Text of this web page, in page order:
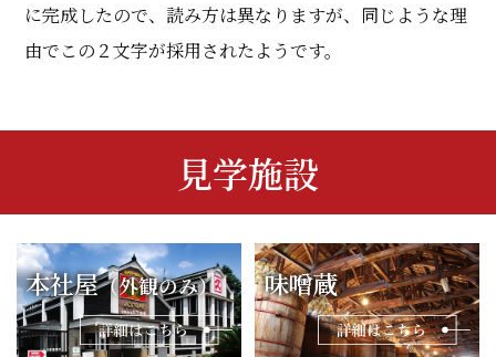
に完成したので、読み方は異なりますが、同じような理
由でこの２文字が採用されたようです。
見学施設
本社屋（外観のみ） 味噌蔵